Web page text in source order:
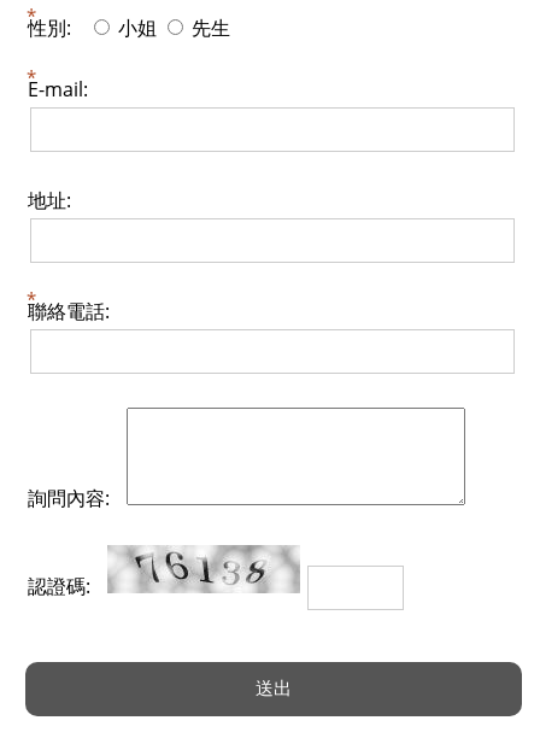
性別: 小姐 先生
E-mail:
地址:
聯絡電話:
詢問內容:
認證碼: